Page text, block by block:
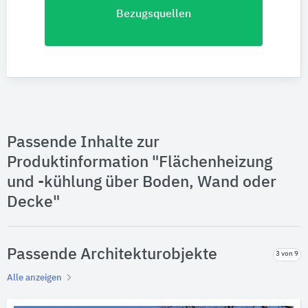
Bezugsquellen
Passende Inhalte zur
Produktinformation "Flächenheizung
und -kühlung über Boden, Wand oder
Decke"
Passende Architekturobjekte 3 von 9
Alle anzeigen